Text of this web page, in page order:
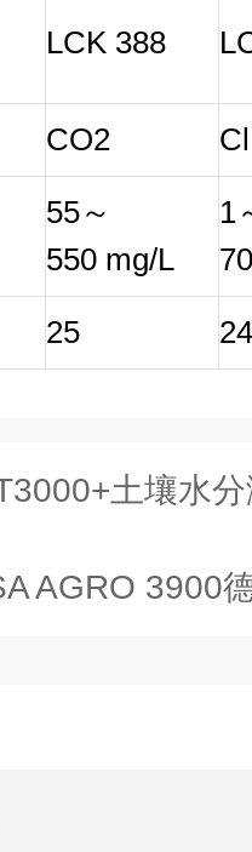
LCK 388
CO2 Cl
55～
550 mg/L
1
25 24
土壤水
AGRO 3900德国